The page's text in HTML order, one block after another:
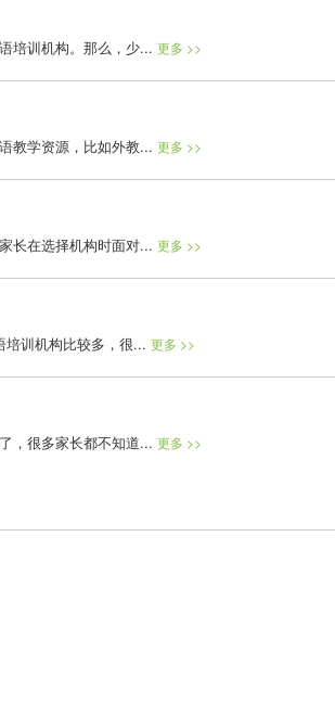
培训机构。那么，少... 更多 >>
教学资源，比如外教... 更多 >>
长在选择机构时面对... 更多 >>
培训机构比较多，很... 更多 >>
，很多家长都不知道... 更多 >>